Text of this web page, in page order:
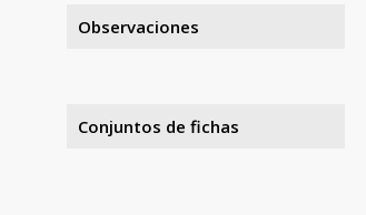
Observaciones
Conjuntos de fichas